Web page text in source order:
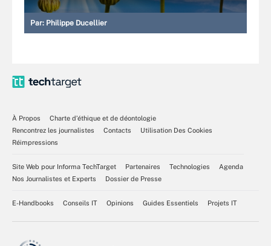
Par: Philippe Ducellier
À Propos
Charte d’éthique et de déontologie
Rencontrez les journalistes
Contacts
Utilisation Des Cookies
Réimpressions
Site Web pour Informa TechTarget Partenaires Technologies
Agenda
Nos Journalistes et Experts
Dossier de Presse
E-Handbooks Conseils IT Opinions Guides Essentiels Projets IT